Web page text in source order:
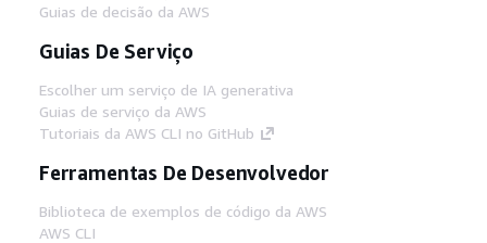
Guias de decisão da AWS
Guias De Serviço
Escolher um serviço de IA generativa
Guias de serviço da AWS
Tutoriais da AWS CLI no GitHub
Ferramentas De Desenvolvedor
Biblioteca de exemplos de código da AWS
AWS CLI